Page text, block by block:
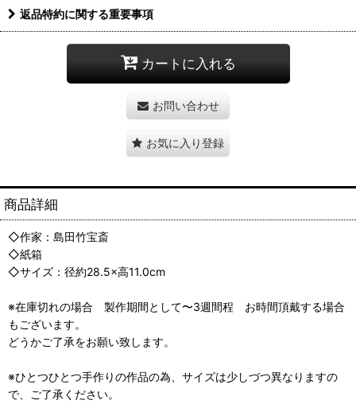
返品特約に関する重要事項
カートに入れる
お問い合わせ
お気に入り登録
商品詳細
◇作家：島田竹宝斎
◇紙箱
◇サイズ：径約28.5×高11.0cm
※在庫切れの場合 製作期間として〜3週間程 お時間頂戴する場合
もございます。
どうかご了承をお願い致します。
※ひとつひとつ手作りの作品の為、サイズは少しづつ異なりますの
で、ご了承ください。